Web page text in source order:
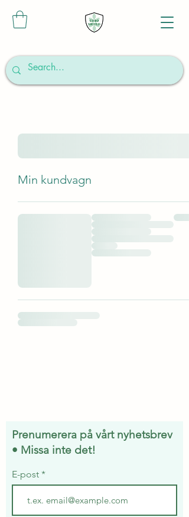
Min kundvagn
Prenumerera på vårt nyhetsbrev
• Missa inte det!
E-post